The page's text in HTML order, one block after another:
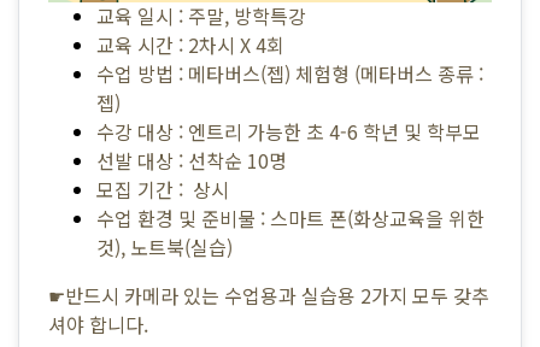
교육 일시 : 주말, 방학특강
교육 시간 : 2차시 X 4회
수업 방법 : 메타버스(젭) 체험형 (메타버스 종류 :
젭)
수강 대상 : 엔트리 가능한 초 4-6 학년 및 학부모
선발 대상 : 선착순 10명
모집 기간 : 상시
수업 환경 및 준비물 : 스마트 폰(화상교육을 위한
것), 노트북(실습)
☛반드시 카메라 있는 수업용과 실습용 2가지 모두 갖추
셔야 합니다.